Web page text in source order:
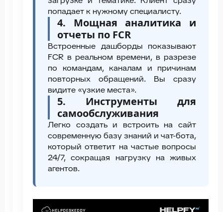
попадает к нужному специалисту.
4. Мощная аналитика и
отчеты по FCR
Встроенные дашборды показывают
FCR в реальном времени, в разрезе
по командам, каналам и причинам
повторных обращений. Вы сразу
видите «узкие места».
5. Инструменты для
самообслуживания
Легко создать и встроить на сайт
современную базу знаний и чат-бота,
который ответит на частые вопросы
24/7, сокращая нагрузку на живых
агентов.